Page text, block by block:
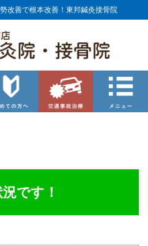
改善で根本改善！東邦鍼灸接骨院
です！